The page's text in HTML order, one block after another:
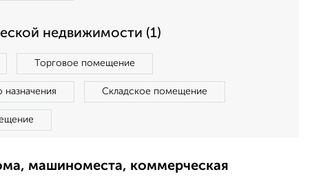
недвижимости (1)
Торговое помещение
Складское помещение
машиноместа, коммерческая